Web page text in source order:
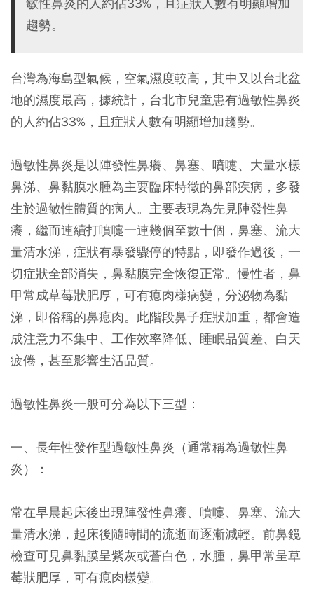
趨勢。
台灣為海島型氣候，空氣濕度較高，其中又以台北盆
地的濕度最高，據統計，台北市兒童患有過敏性鼻炎
的人約佔33%，且症狀人數有明顯增加趨勢。
過敏性鼻炎是以陣發性鼻癢、鼻塞、噴嚏、大量水樣
鼻涕、鼻黏膜水腫為主要臨床特徵的鼻部疾病，多發
生於過敏性體質的病人。主要表現為先見陣發性鼻
癢，繼而連續打噴嚏一連幾個至數十個，鼻塞、流大
量清水涕，症狀有暴發驟停的特點，即發作過後，一
切症狀全部消失，鼻黏膜完全恢復正常。慢性者，鼻
甲常成草莓狀肥厚，可有瘜肉樣病變，分泌物為黏
涕，即俗稱的鼻瘜肉。此階段鼻子症狀加重，都會造
成注意力不集中、工作效率降低、睡眠品質差、白天
疲倦，甚至影響生活品質。
過敏性鼻炎一般可分為以下三型：
一、長年性發作型過敏性鼻炎（通常稱為過敏性鼻
炎）：
常在早晨起床後出現陣發性鼻癢、噴嚏、鼻塞、流大
量清水涕，起床後隨時間的流逝而逐漸減輕。前鼻鏡
檢查可見鼻黏膜呈紫灰或蒼白色，水腫，鼻甲常呈草
莓狀肥厚，可有瘜肉樣變。